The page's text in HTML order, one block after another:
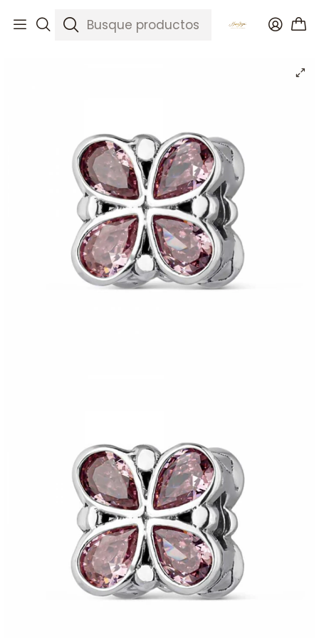
Inicio Catálogo Abalorio mariposa rosa plata